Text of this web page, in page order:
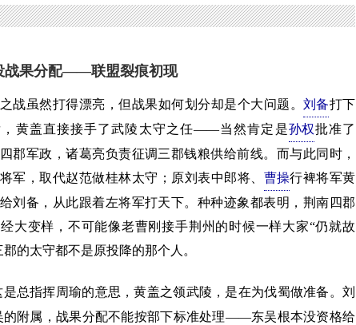
战果分配——联盟裂痕初现
虽然打得漂亮，但战果如何划分却是个大问题。刘备打下
，黄盖直接接手了武陵太守之任——当然肯定是孙权批准了
郡军政，诸葛亮负责征调三郡钱粮供给前线。而与此同时，
军，取代赵范做桂林太守；原刘表中郎将、 曹操行裨将军黄
刘备，从此跟着左将军打天下。种种迹象都表明，荆南四郡
大变样，不可能像老曹刚接手荆州的时候一样大家“仍就故
的太守都不是原投降的那个人。
总指挥周瑜的意思，黄盖之领武陵，是在为伐蜀做准备。刘
附属，战果分配不能按部下标准处理——东吴根本没资格给